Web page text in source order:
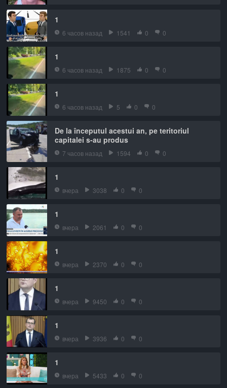
1
6 часов назад 1541 0 0
1
6 часов назад 1875 0 0
1
6 часов назад 5 0 0
De la începutul acestui an, pe teritoriul
capitalei s-au produs
7 часов назад 1594 0 0
1
вчера 3038 0 0
1
вчера 2061 0 0
1
вчера 2370 0 0
1
вчера 9450 0 0
1
вчера 3936 0 0
1
вчера 5433 0 0